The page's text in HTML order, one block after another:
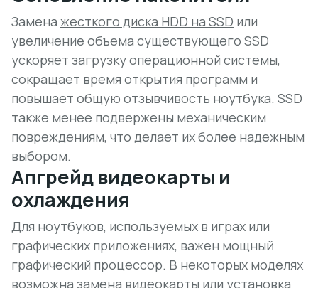
Замена жесткого диска HDD на SSD или
увеличение объема существующего SSD
ускоряет загрузку операционной системы,
сокращает время открытия программ и
повышает общую отзывчивость ноутбука. SSD
также менее подвержены механическим
повреждениям, что делает их более надежным
выбором.
Апгрейд видеокарты и
охлаждения
Для ноутбуков, используемых в играх или
графических приложениях, важен мощный
графический процессор. В некоторых моделях
возможна замена видеокарты или установка